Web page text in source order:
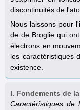
discontinuités de
Nous laissons pour
de de Broglie qui
électrons en
les caractéristiques
existence.
I. Fondements de
Caractéristiques